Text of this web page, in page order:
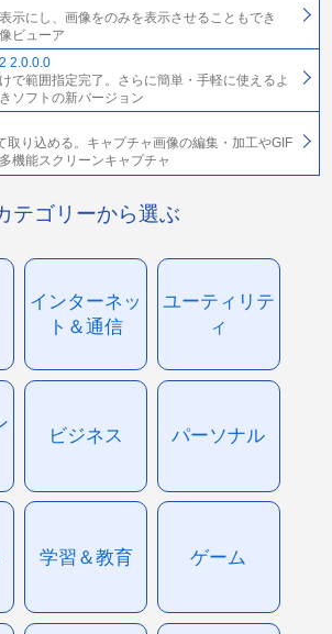
示にし、画像をのみを表示させることもでき
ビューア
2.0.0.0
で範囲指定完了。さらに簡単・手軽に使えるよ
ソフトの新バージョン
取り込める。キャプチャ画像の編集・加工やGIF
機能スクリーンキャプチャ
テゴリーから選ぶ
インターネッ
ト＆通信
ユーティリテ
ィ
ビジネス パーソナル
学習＆教育 ゲーム